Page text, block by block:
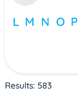
L M N O P
Results: 583